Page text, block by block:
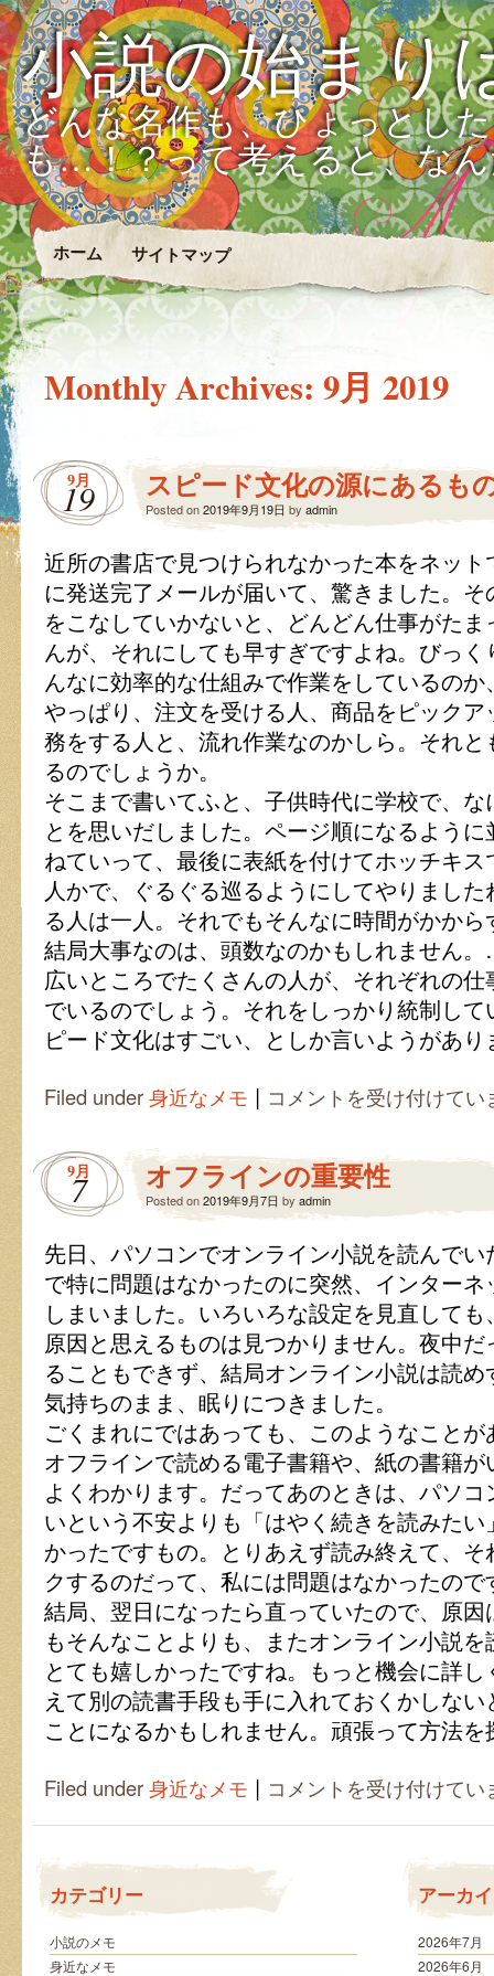
小説の始まり
どんな名作も、ひょっとし
も…！？って考えると、な
ホーム サイトマップ
Monthly Archives: 9月 2019
9月
19 スピード文化の源にあるも
Posted on2019年9月19日 by admin
近所の書店で見つけられなかった本をネッ
に発送完了メールが届いて、驚きました。
をこなしていかないと、どんどん仕事がた
んが、それにしても早すぎですよね。びっ
んなに効率的な仕組みで作業をしているの
やっぱり、注文を受ける人、商品をピック
務をする人と、流れ作業なのかしら。それ
るのでしょうか。
そこまで書いてふと、子供時代に学校で、
とを思いだしました。ページ順になるよう
ねていって、最後に表紙を付けてホッチキ
人かで、ぐるぐる巡るようにしてやりまし
る人は一人。それでもそんなに時間がかか
結局大事なのは、頭数なのかもしれません
広いところでたくさんの人が、それぞれの
でいるのでしょう。それをしっかり統制し
ピード文化はすごい、としか言いようがあり
Filed under身近なメモ |
ス
ピ
文
化
の
に
あ
る
も
の
は
コメントを受け付けてい
9月
7 オフラインの重要性
Posted on2019年9月7日 by admin
先日、パソコンでオンライン小説を読んで
で特に問題はなかったのに突然、インター
しまいました。いろいろな設定を見直して
原因と思えるものは見つかりません。夜中
ることもできず、結局オンライン小説は読
気持ちのまま、眠りにつきました。
ごくまれにではあっても、このようなこと
オフラインで読める電子書籍や、紙の書籍
よくわかります。だってあのときは、パソ
いという不安よりも「はやく続きを読みた
かったですもの。とりあえず読み終えて、
クするのだって、私には問題はなかったので
結局、翌日になったら直っていたので、原
もそんなことよりも、またオンライン小説
とても嬉しかったですね。もっと機会に詳
えて別の読書手段も手に入れておくかしな
ことになるかもしれません。頑張って方法
Filed under身近なメモ |
オ
フ
の
重
は
コメントを受け付けてい
カテゴリー
小説のメモ
身近なメモ
アーカ
2026年7月
2026年6月